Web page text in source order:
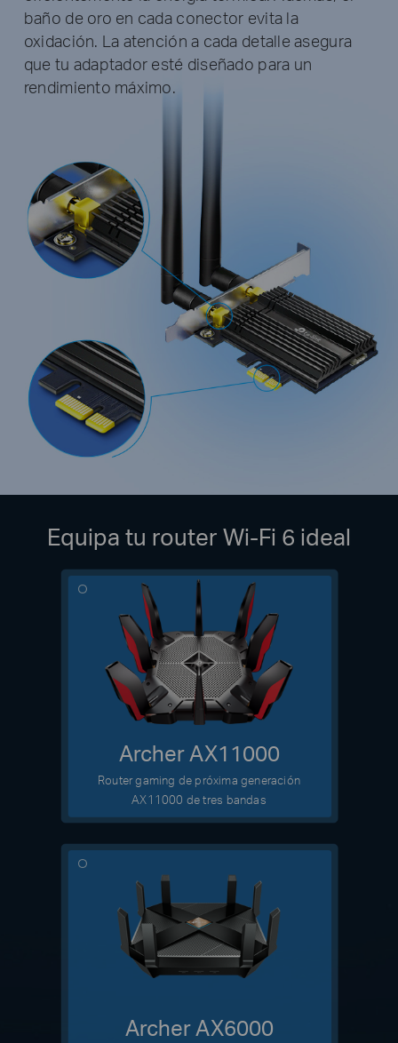
baño de oro en cada conector evita la
oxidación. La atención a cada detalle asegura
que tu adaptador esté diseñado para un
rendimiento máximo.
Equipa tu router Wi-Fi 6 ideal
Archer AX11000
Router gaming de próxima generación
AX11000 de tres bandas
Archer AX6000